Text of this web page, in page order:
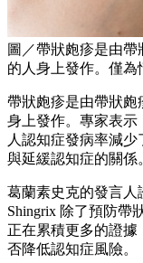
圖／帶狀皰疹是由
的人身上發作。僅為
帶狀皰疹是由帶狀皰
身上發作。專家表示
人認知症發病率減
與延緩認知症的關係
葛蘭素史克的發言人
Shingrix 除了預防帶
正在累積更多的證據
否降低認知症風險。